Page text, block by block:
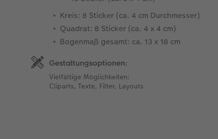
Kreis: 8 Sticker (ca. 4 cm Durchmesser)
Quadrat: 8 Sticker (ca. 4 x 4 cm)
Bogenmaß gesamt: ca. 13 x 18 cm
Gestaltungsoptionen:
Vielfältige Möglichkeiten:
Cliparts, Texte, Filter, Layouts